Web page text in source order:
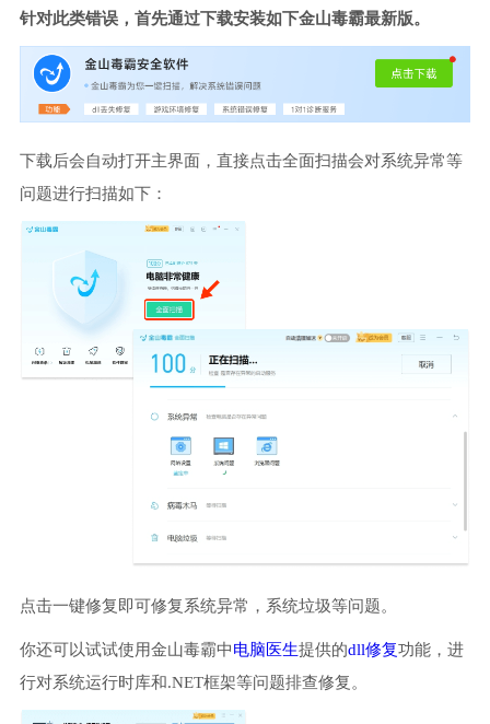
针对此类错误，首先通过下载安装如下金山毒霸最新版。
下载后会自动打开主界面，直接点击全面扫描会对系统异常等
问题进行扫描如下：
点击一键修复即可修复系统异常，系统垃圾等问题。
你还可以试试使用金山毒霸中电脑医生提供的dll修复功能，进
行对系统运行时库和.NET框架等问题排查修复。